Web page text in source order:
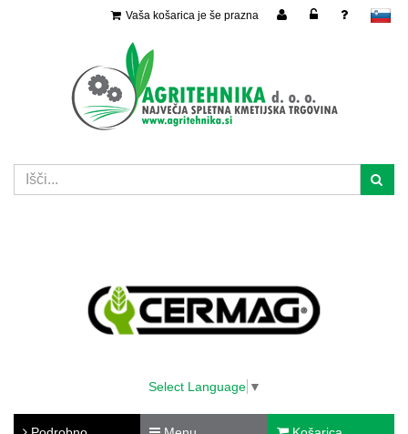
slovensko
Vaša košarica je še prazna
Select Language ▼